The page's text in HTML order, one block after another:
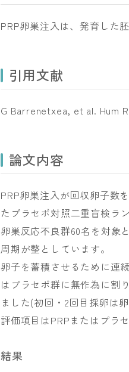
PRP卵巣注入は、発育した
引用文献
G Barrenetxea, et al. Hum
論文内容
PRP卵巣注入が回収卵子数
たプラセボ対照二重盲検ラ
卵巣反応不良群60名を対象
周期が整としています。
卵子を蓄積させるために連
はプラセボ群に無作為に割
ました(初回・2回目採卵は
評価項目はPRPまたはプラ
結果